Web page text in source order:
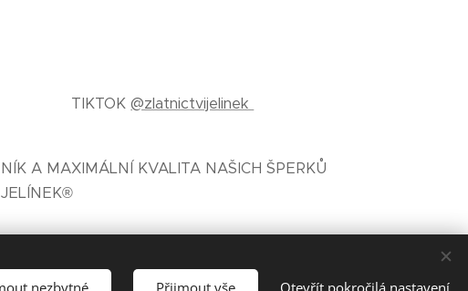
TIKTOK@zlatnictvijelinek
A MAXIMÁLNÍ KVALITA NAŠICH ŠPERKŮ
nezbytné Přijmout vše Otevřít pokročilá nastavení